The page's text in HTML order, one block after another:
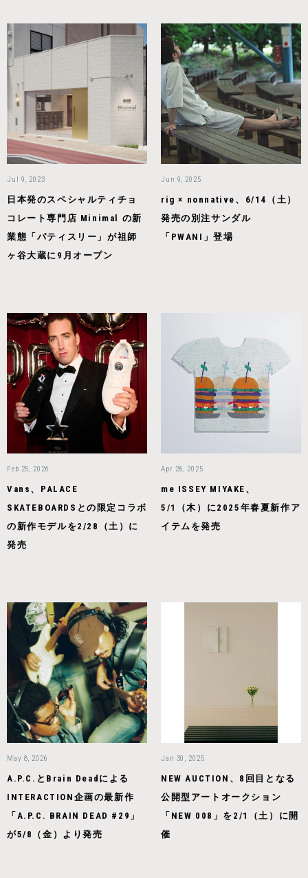
Jul 9, 2023
日本発のスペシャルティチョ
コレート専門店 Minimal の新
業態「パティスリー」が祖師
ヶ谷大蔵に9月オープン
Jun 9, 2025
rig × nonnative、6/14（土）
発売の別注サンダル
「PWANI」登場
Feb 25, 2026
Vans、PALACE
SKATEBOARDSとの限定コラボ
の新作モデルを2/28（土）に
発売
Apr 28, 2025
me ISSEY MIYAKE、
5/1（木）に2025年春夏新作ア
イテムを発売
May 8, 2026
A.P.C.とBrain Deadによる
INTERACTION企画の最新作
「A.P.C. BRAIN DEAD #29」
が5/8（金）より発売
Jan 30, 2025
NEW AUCTION、8回目となる
公開型アートオークション
「NEW 008」を2/1（土）に開
催